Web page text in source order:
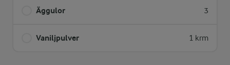
Äggulor 3
Vaniljpulver 1 krm